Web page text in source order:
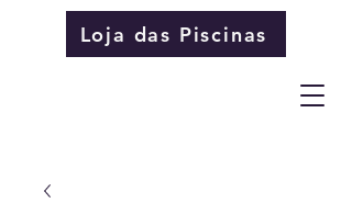
Loja das Piscinas